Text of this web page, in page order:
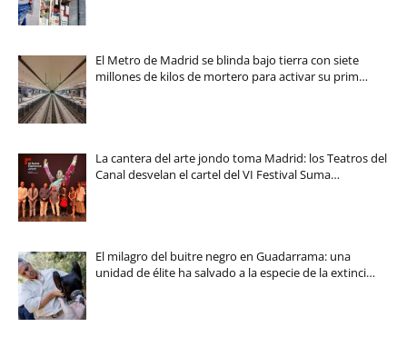
El Metro de Madrid se blinda bajo tierra con siete
millones de kilos de mortero para activar su prim…
La cantera del arte jondo toma Madrid: los Teatros del
Canal desvelan el cartel del VI Festival Suma…
El milagro del buitre negro en Guadarrama: una
unidad de élite ha salvado a la especie de la extinci…